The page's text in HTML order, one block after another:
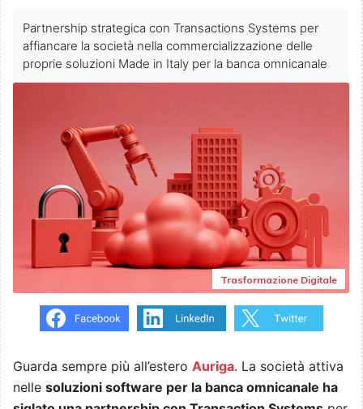
Partnership strategica con Transactions Systems per
affiancare la società nella commercializzazione delle
proprie soluzioni Made in Italy per la banca omnicanale
Trasformazione Digitale
Guarda sempre più all’estero Auriga. La società attiva
nelle soluzioni software per la banca omnicanale ha